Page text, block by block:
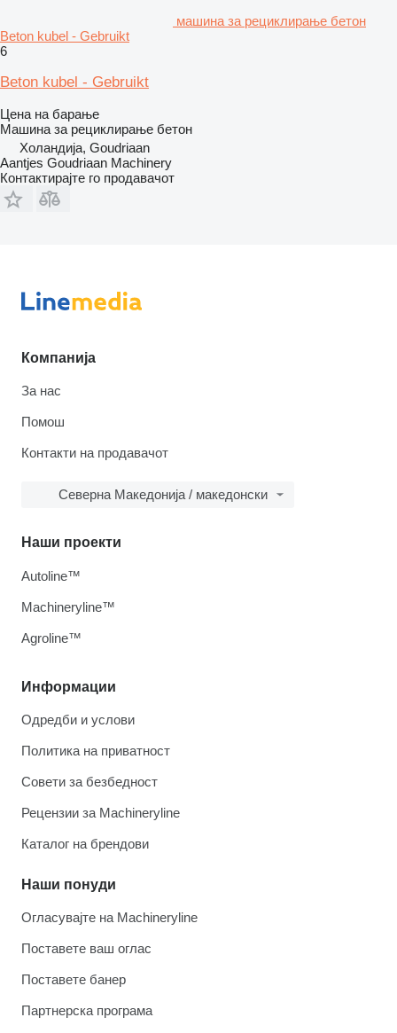
машина за рециклирање бетон
Beton kubel - Gebruikt
6
Beton kubel - Gebruikt
Цена на барање
Машина за рециклирање бетон
Холандија, Goudriaan
Aantjes Goudriaan Machinery
Контактирајте го продавачот
Компанија
За нас
Помош
Контакти на продавачот
Северна Македонија / македонски
Информации
Одредби и услови
Политика на приватност
Совети за безбедност
Рецензии за Machineryline
Каталог на брендови
Наши понуди
Огласувајте на Machineryline
Поставете ваш оглас
Поставете банер
Партнерска програма
Наши проекти
Autoline™
Machineryline™
Agroline™